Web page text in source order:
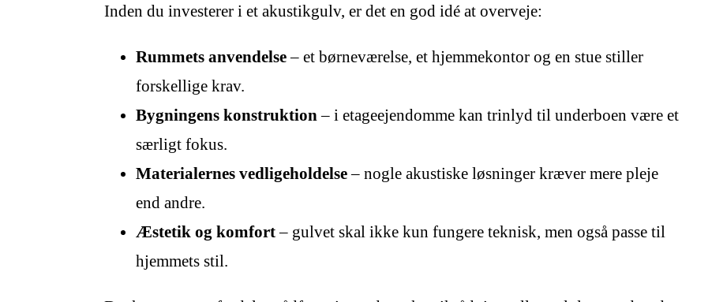
Inden du investerer i et akustikgulv, er det en god idé at overveje:
Rummets anvendelse– et børneværelse, et hjemmekontor og en stue stiller
forskellige krav.
Bygningens konstruktion– i etageejendomme kan trinlyd til underboen være et
særligt fokus.
Materialernes vedligeholdelse– nogle akustiske løsninger kræver mere pleje
end andre.
Æstetik og komfort– gulvet skal ikke kun fungere teknisk, men også passe til
hjemmets stil.